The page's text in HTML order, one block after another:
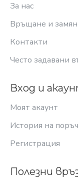
За нас
Връщане и
Контакти
Често задавани
Вход и
Моят акаунт
История на
Регистрация
Полезни